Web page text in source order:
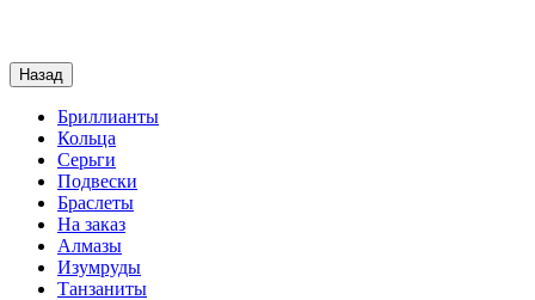
Назад
Бриллианты
Кольца
Серьги
Подвески
Браслеты
На заказ
Алмазы
Изумруды
Танзаниты